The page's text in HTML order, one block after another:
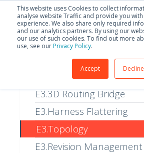
This website uses Cookies to collect
analyse website Traffic and provide you
experience. We also share only required
and our analytics partners. By using our
our use of such cookies. To find out more
use, see ourPrivacy Policy.
Accept Decline
E3.3D Routing Bridge
E3.Harness Flattering
E3.Topology
E3.Revision Management